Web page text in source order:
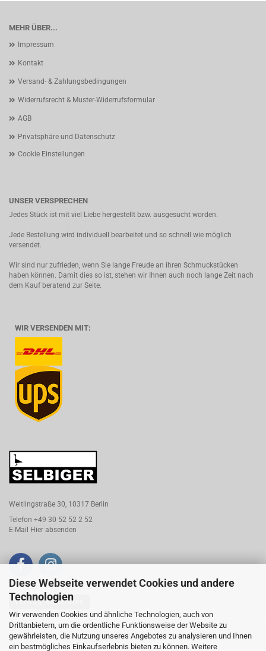
Diese Webseite verwendet Cookies und andere
Technologien
Wir verwenden Cookies und ähnliche Technologien, auch von
Drittanbietern, um die ordentliche Funktionsweise der Website zu
gewährleisten, die Nutzung unseres Angebotes zu analysieren und Ihnen
ein bestmögliches Einkaufserlebnis bieten zu können. Weitere
MEHR ÜBER...
Impressum
Kontakt
Versand- & Zahlungsbedingungen
Widerrufsrecht & Muster-Widerrufsformular
AGB
Privatsphäre und Datenschutz
Cookie Einstellungen
UNSER VERSPRECHEN
Jedes Stück ist mit viel Liebe hergestellt bzw. ausgesucht worden.
Jede Bestellung wird individuell bearbeitet und so schnell wie möglich
versendet.
Wir sind nur zufrieden, wenn Sie lange Freude an ihren Schmuckstücken
haben können. Damit dies so ist, stehen wir Ihnen auch noch lange Zeit nach
dem Kauf beratend zur Seite.
WIR VERSENDEN MIT:
Weitlingstraße 30, 10317 Berlin
Telefon +49 30 52 52 2 52
E-Mail
Hier absenden
Vertrag widerrufen
Webshopby Gambio.de © 2026